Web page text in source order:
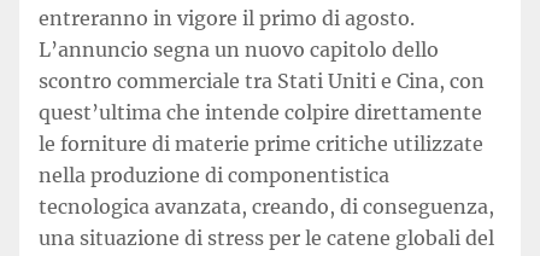
entreranno in vigore il primo di agosto.
L’annuncio segna un nuovo capitolo dello
scontro commerciale tra Stati Uniti e Cina, con
quest’ultima che intende colpire direttamente
le forniture di materie prime critiche utilizzate
nella produzione di componentistica
tecnologica avanzata, creando, di conseguenza,
una situazione di stress per le catene globali del